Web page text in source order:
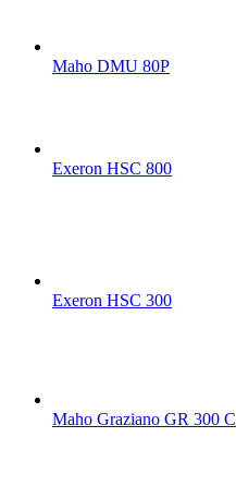
Maho DMU 80P
Exeron HSC 800
Exeron HSC 300
Maho Graziano GR 300 C